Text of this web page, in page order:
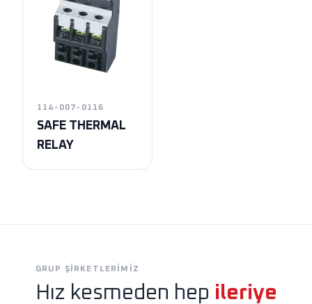
114-007-0116
SAFE THERMAL
RELAY
GRUP ŞIRKETLERIMIZ
Hız kesmeden hep ileriye